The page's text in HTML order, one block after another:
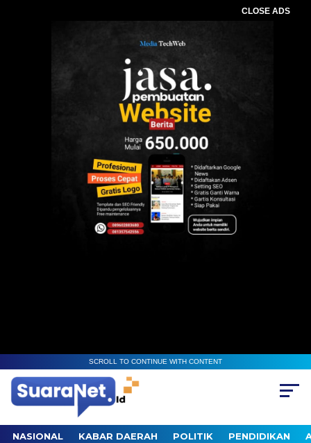
CLOSE ADS
SCROLL TO CONTINUE WITH CONTENT
NASIONAL KABAR DAERAH POLITIK PENDIDIKAN